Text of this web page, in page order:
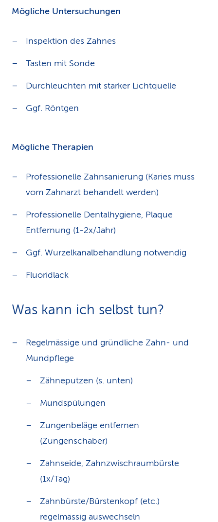
Mögliche Untersuchungen
Inspektion des Zahnes
Tasten mit Sonde
Durchleuchten mit starker Lichtquelle
Ggf. Röntgen
Mögliche Therapien
Professionelle Zahnsanierung (Karies muss
vom Zahnarzt behandelt werden)
Professionelle Dentalhygiene, Plaque
Entfernung (1-2x/Jahr)
Ggf. Wurzelkanalbehandlung notwendig
Fluoridlack
Was kann ich selbst tun?
Regelmässige und gründliche Zahn- und
Mundpflege
Zähneputzen (s. unten)
Mundspülungen
Zungenbeläge entfernen
(Zungenschaber)
Zahnseide, Zahnzwischraumbürste
(1x/Tag)
Zahnbürste/Bürstenkopf (etc.)
regelmässig auswechseln